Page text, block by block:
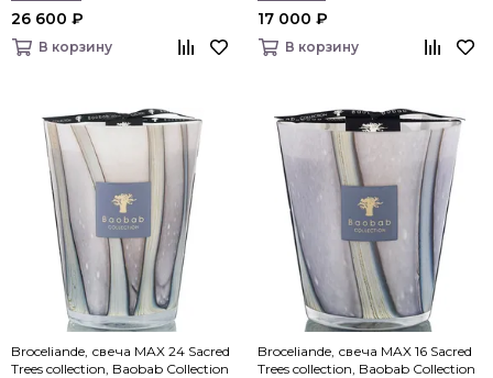
26 600 ₽
В корзину
17 000 ₽
В корзину
Broceliande, свеча MAX 24 Sacred
Trees collection, Baobab Collection
Broceliande, свеча MAX 16 Sacred
Trees collection, Baobab Collection